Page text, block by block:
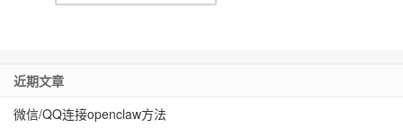
近期文章
微信/QQ连接openclaw方法